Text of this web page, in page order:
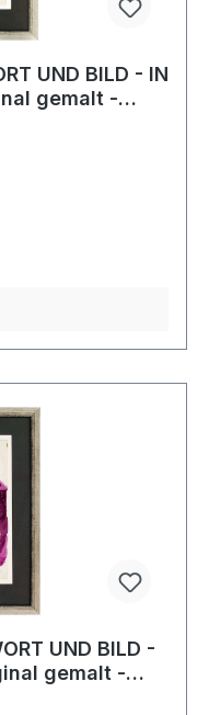
UND BILD - IN
gemalt -
UND BILD -
gemalt -